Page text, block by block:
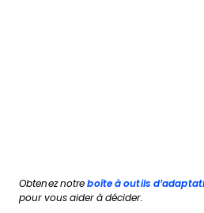
Obtenez notreboîte à outils
pour vous aider à décider.